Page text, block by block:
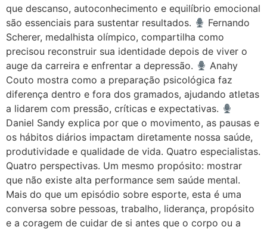
que descanso, autoconhecimento e equilíbrio emocional
são essenciais para sustentar resultados.
Fernando
Scherer, medalhista olímpico, compartilha como
precisou reconstruir sua identidade depois de viver o
auge da carreira e enfrentar a depressão.
Anahy
Couto mostra como a preparação psicológica faz
diferença dentro e fora dos gramados, ajudando atletas
a lidarem com pressão, críticas e expectativas.
Daniel Sandy explica por que o movimento, as pausas e
os hábitos diários impactam diretamente nossa saúde,
produtividade e qualidade de vida. Quatro especialistas.
Quatro perspectivas. Um mesmo propósito: mostrar
que não existe alta performance sem saúde mental.
Mais do que um episódio sobre esporte, esta é uma
conversa sobre pessoas, trabalho, liderança, propósito
e a coragem de cuidar de si antes que o corpo ou a